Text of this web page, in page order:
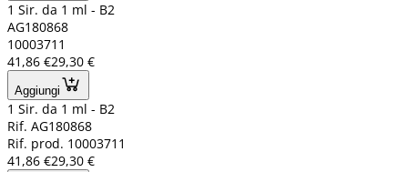
1 Sir. da 1 ml - B2
AG180868
10003711
41,86 €29,30 €
Aggiungi
1 Sir. da 1 ml - B2
Rif. AG180868
Rif. prod. 10003711
41,86 €29,30 €